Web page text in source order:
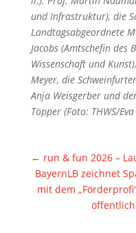
und Infrastruktur), die
Landtagsabgeordnete
Jacobs (Amtschefin
Wissenschaft und
Meyer, die
Anja Weisgerber und
Töpper (Foto: THWS/
← run & fun 2026 –
BayernLB zeichnet
mit dem